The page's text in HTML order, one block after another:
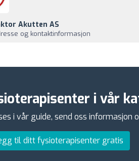
Akutten AS
og kontaktinformasjon
i vår
i vår guide, send oss informasjon
til ditt fysioterapisenter gratis